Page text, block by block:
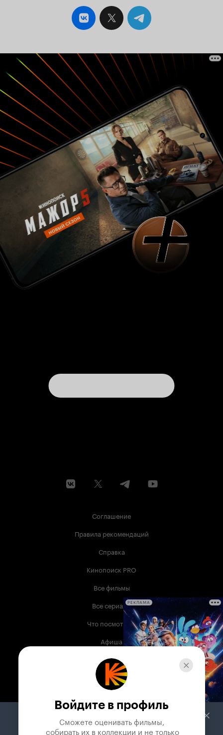
Соглашение
Правила рекомендаций
Справка
Кинопоиск PRO
Все фильмы
Все сериалы
Что посмотреть
Афиша
Музыка
Телепрограмма
Служба поддержки
РЕКЛАМА
Войдите в профиль
Сможете оценивать фильмы,
собирать их в коллекции и не только